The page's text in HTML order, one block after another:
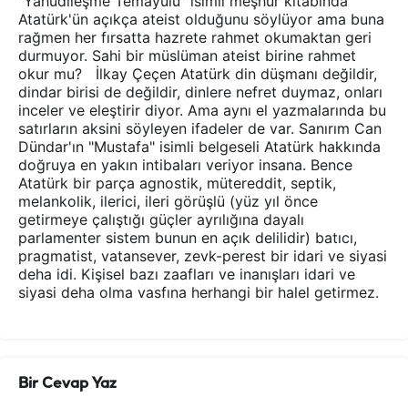
Atatürk'ün açıkça ateist olduğunu söylüyor ama buna
rağmen her fırsatta hazrete rahmet okumaktan geri
durmuyor. Sahi bir müslüman ateist birine rahmet
okur mu? İlkay Çeçen Atatürk din düşmanı değildir,
dindar birisi de değildir, dinlere nefret duymaz, onları
inceler ve eleştirir diyor. Ama aynı el yazmalarında bu
satırların aksini söyleyen ifadeler de var. Sanırım Can
Dündar'ın "Mustafa" isimli belgeseli Atatürk hakkında
doğruya en yakın intibaları veriyor insana. Bence
Atatürk bir parça agnostik, mütereddit, septik,
melankolik, ilerici, ileri görüşlü (yüz yıl önce
getirmeye çalıştığı güçler ayrılığına dayalı
parlamenter sistem bunun en açık delilidir) batıcı,
pragmatist, vatansever, zevk-perest bir idari ve siyasi
deha idi. Kişisel bazı zaafları ve inanışları idari ve
siyasi deha olma vasfına herhangi bir halel getirmez.
Bir Cevap Yaz